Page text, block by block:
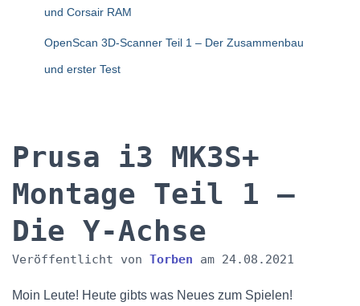
und Corsair RAM
OpenScan 3D-Scanner Teil 1 – Der Zusammenbau
und erster Test
Prusa i3 MK3S+
Montage Teil 1 –
Die Y-Achse
Veröffentlicht von Torben am 24.08.2021
Moin Leute! Heute gibts was Neues zum Spielen!